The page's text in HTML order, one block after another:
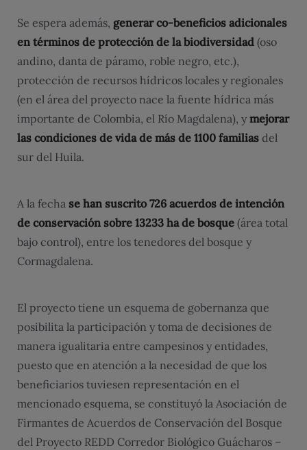
Se espera además, generar co-beneficios adicionales
en términos de protección de la biodiversidad (oso
andino, danta de páramo, roble negro, etc.),
protección de recursos hídricos locales y regionales
(en el área del proyecto nace la fuente hídrica más
importante de Colombia, el Río Magdalena), y mejorar
las condiciones de vida de más de 1100 familias del
sur del Huila.
A la fecha se han suscrito 726 acuerdos de intención
de conservación sobre 13233 ha de bosque (área total
bajo control), entre los tenedores del bosque y
Cormagdalena.
El proyecto tiene un esquema de gobernanza que
posibilita la participación y toma de decisiones de
manera igualitaria entre campesinos y entidades,
puesto que en atención a la necesidad de que los
beneficiarios tuviesen representación en el
mencionado esquema, se constituyó la Asociación de
Firmantes de Acuerdos de Conservación del Bosque
del Proyecto REDD Corredor Biológico Guácharos –